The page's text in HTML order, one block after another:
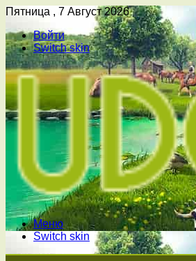
Пятница , 7 Август 2026
Войти
Switch skin
Меню
Switch skin